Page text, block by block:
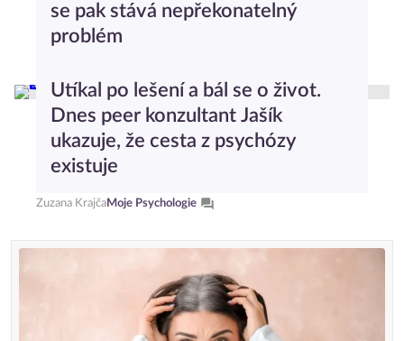
se pak stává nepřekonatelný
problém
Utíkal po lešení a bál se o život.
Dnes peer konzultant Jašík
ukazuje, že cesta z psychózy
existuje
Zuzana KrajčaMoje Psychologie